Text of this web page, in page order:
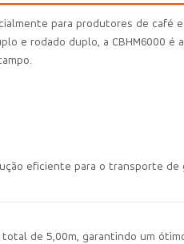
para produtores de
e rodado duplo, a CBHM6000
eficiente para o transporte
de 5,00m, garantindo um